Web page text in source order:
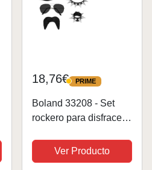
18,76€ PRIME
PRIME
Boland 33208 - Set
rockero para disfraces,
carnaval, set de
disfraz, gorra, collar,
Ver Producto